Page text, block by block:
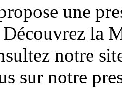
une
la
notre
sur notre